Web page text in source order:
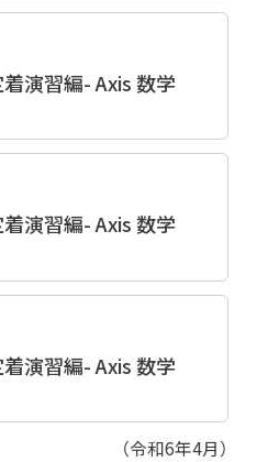
演習編- Axis 数学
演習編- Axis 数学
演習編- Axis 数学
（令和6年4月）